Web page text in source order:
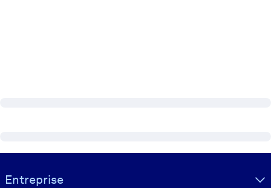
Visually hidden Text
Entreprise